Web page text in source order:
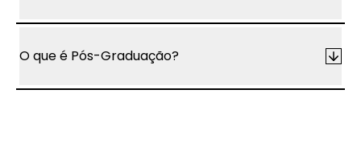
O que é Pós-Graduação?